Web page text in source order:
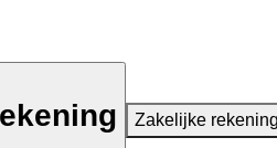
Zakelijke